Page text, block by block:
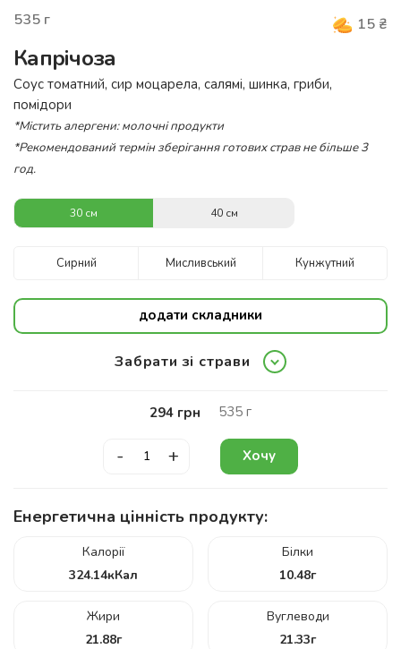
535 г 15 ₴
Капрічоза
Соус томатний, сир моцарела, салямі, шинка, гриби,
помідори
*Містить алергени: молочні продукти
*Рекомендований термін зберігання готових страв не більше 3
год.
30 см 40 см
Сирний Мисливський Кунжутний
додати складники
Забрати зі страви
294 грн 535 г
- + Хочу
Енергетична цінність продукту:
Калорії
324.14кКал
Білки
10.48г
Жири
21.88г
Вуглеводи
21.33г